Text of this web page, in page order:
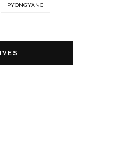
PYONGYANG